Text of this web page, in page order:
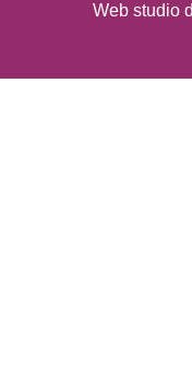
Web studio